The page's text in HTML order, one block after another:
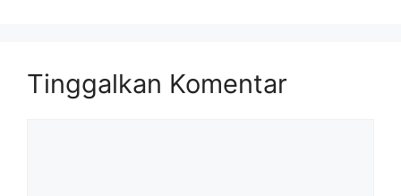
Tinggalkan Komentar